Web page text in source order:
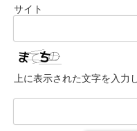
サイト
上に表示された文字を入力